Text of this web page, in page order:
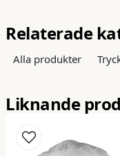
möjliggör justering
appliceringen kan
robusta
även vid frekvent
inom fordonsvård,
sanering och
är en stor fördel."
email
Mejladress
Relaterade
Alla produkter
Liknande